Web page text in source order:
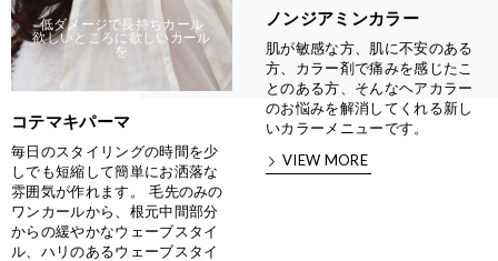
ノンジアミンカラー
肌が敏感な方、肌に不安のある
方、カラー剤で痛みを感じたこ
とのある方、そんなヘアカラー
のお悩みを解消してくれる新し
いカラーメニューです。
VIEW MORE
低ダメージで長持ちカール
欲しいところに欲しいカール
を
コテマキパーマ
毎日のスタイリングの時間を少
しでも短縮して簡単にお洒落な
雰囲気が作れます。 毛先のみの
ワンカールから、根元中間部分
からの緩やかなウェーブスタイ
ル、ハリのあるウェーブスタイ